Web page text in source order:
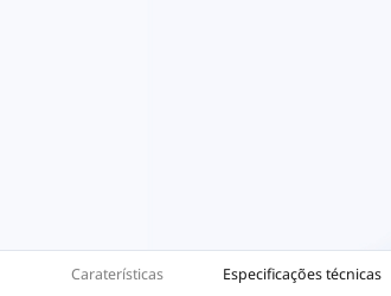
Caraterísticas Especificações técnicas